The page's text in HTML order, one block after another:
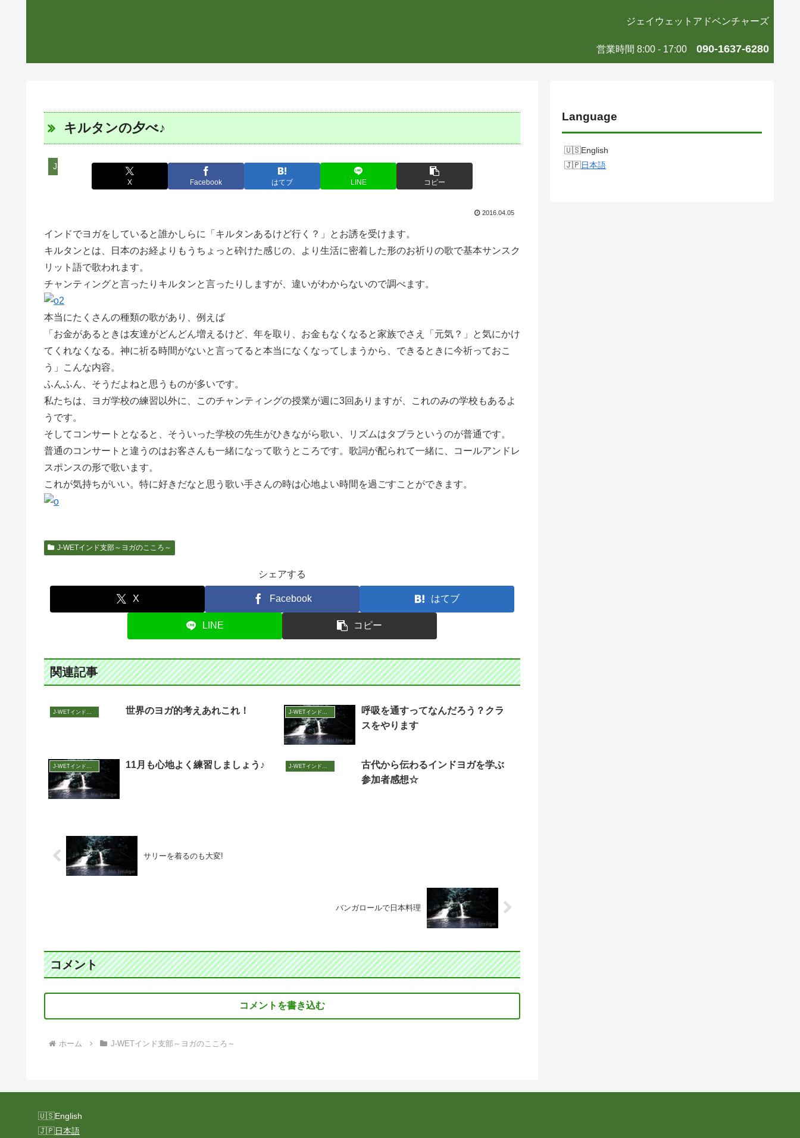
ジェイウェットアドベンチャーズ
営業時間 8:00 - 17:00 090-1637-6280
キルタンの夕べ♪
J-WETインド支部～ヨガのこころ～
X Facebook はてブ LINE コピー
2016.04.05
インドでヨガをしていると誰かしらに「キルタンあるけど行く？」とお誘を受けます。
キルタンとは、日本のお経よりもうちょっと砕けた感じの、より生活に密着した形のお祈りの歌で基本サンスク
リット語で歌われます。
チャンティングと言ったりキルタンと言ったりしますが、違いがわからないので調べます。
本当にたくさんの種類の歌があり、例えば
「お金があるときは友達がどんどん増えるけど、年を取り、お金もなくなると家族でさえ「元気？」と気にかけ
てくれなくなる。神に祈る時間がないと言ってると本当になくなってしまうから、できるときに今祈っておこ
う」こんな内容。
ふんふん、そうだよねと思うものが多いです。
私たちは、ヨガ学校の練習以外に、このチャンティングの授業が週に3回ありますが、これのみの学校もあるよ
うです。
そしてコンサートとなると、そういった学校の先生がひきながら歌い、リズムはタブラというのが普通です。
普通のコンサートと違うのはお客さんも一緒になって歌うところです。歌詞が配られて一緒に、コールアンドレ
スポンスの形で歌います。
これが気持ちがいい。特に好きだなと思う歌い手さんの時は心地よい時間を過ごすことができます。
J-WETインド支部～ヨガのこころ～
シェアする
X Facebook はてブ
LINE コピー
関連記事
世界のヨガ的考えあれこれ！
呼吸を通すってなんだろう？クラ
スをやります
11月も心地よく練習しましょう♪
古代から伝わるインドヨガを学ぶ
参加者感想☆
サリーを着るのも大変!
バンガロールで日本料理
コメント
コメントを書き込む
ホーム J-WETインド支部～ヨガのこころ～
Language
English
日本語
English
日本語